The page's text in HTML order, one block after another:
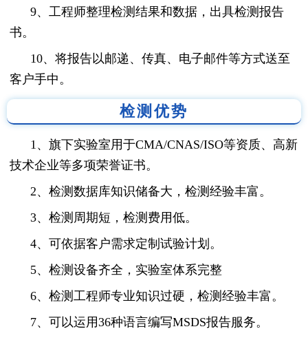
9、工程师整理检测结果和数据，出具检测报告
书。
10、将报告以邮递、传真、电子邮件等方式送至
客户手中。
检测优势
1、旗下实验室用于CMA/CNAS/ISO等资质、高新
技术企业等多项荣誉证书。
2、检测数据库知识储备大，检测经验丰富。
3、检测周期短，检测费用低。
4、可依据客户需求定制试验计划。
5、检测设备齐全，实验室体系完整
6、检测工程师专业知识过硬，检测经验丰富。
7、可以运用36种语言编写MSDS报告服务。